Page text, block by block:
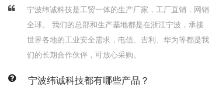
宁波纬诚科技是工贸一体的生产厂家，工厂直销，网销
全球。 我们的总部和生产基地都是在浙江宁波，承接
世界各地的工业安全需求，电信、吉利、华为等都是我
们的长期合作伙伴，可放心采购。
宁波纬诚科技都有哪些产品？